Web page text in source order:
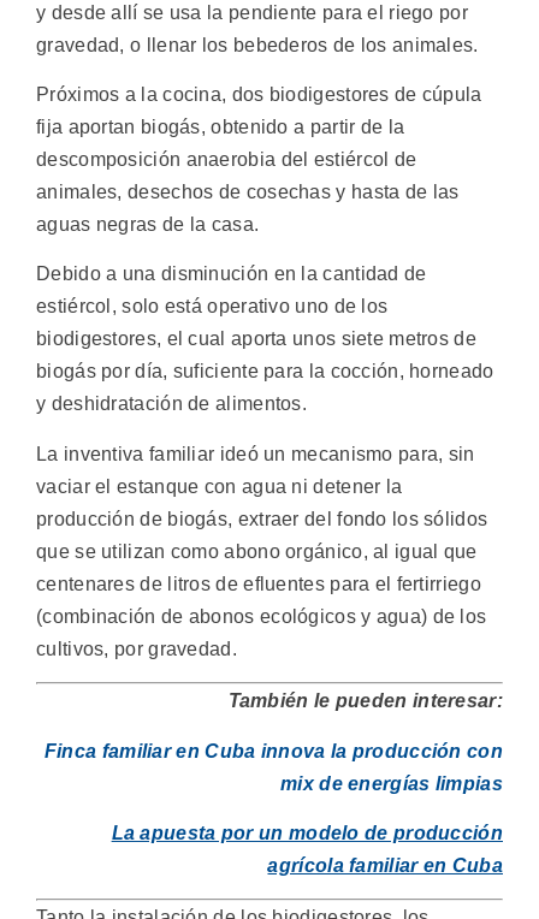
y desde allí se usa la pendiente para el riego por
gravedad, o llenar los bebederos de los animales.
Próximos a la cocina, dos biodigestores de cúpula
fija aportan biogás, obtenido a partir de la
descomposición anaerobia del estiércol de
animales, desechos de cosechas y hasta de las
aguas negras de la casa.
Debido a una disminución en la cantidad de
estiércol, solo está operativo uno de los
biodigestores, el cual aporta unos siete metros de
biogás por día, suficiente para la cocción, horneado
y deshidratación de alimentos.
La inventiva familiar ideó un mecanismo para, sin
vaciar el estanque con agua ni detener la
producción de biogás, extraer del fondo los sólidos
que se utilizan como abono orgánico, al igual que
centenares de litros de efluentes para el fertirriego
(combinación de abonos ecológicos y agua) de los
cultivos, por gravedad.
También le pueden interesar:
Finca familiar en Cuba innova la producción con
mix de energías limpias
La apuesta por un modelo de producción
agrícola familiar en Cuba